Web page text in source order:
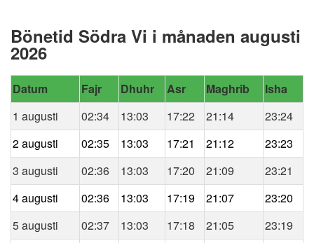
Bönetid Södra Vi i månaden augusti
2026
Datum Fajr Dhuhr Asr Maghrib
Isha
1 augusti
02:34 13:03 17:22 21:14
23:24
2 augusti
02:35 13:03 17:21 21:12
23:23
3 augusti
02:36 13:03 17:20 21:09
23:21
4 augusti
02:36 13:03 17:19 21:07
23:20
5 augusti
02:37 13:03 17:18 21:05
23:19